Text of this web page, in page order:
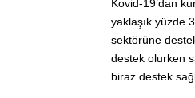
Kovid-19’dan
yaklaşık yüzde
sektörüne
destek olurken
biraz destek